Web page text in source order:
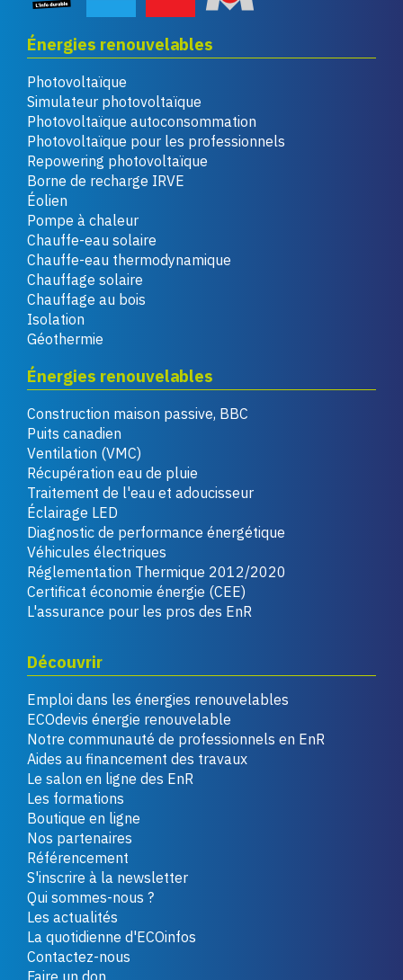
Énergies renouvelables
Photovoltaïque
Simulateur photovoltaïque
Photovoltaïque autoconsommation
Photovoltaïque pour les professionnels
Repowering photovoltaïque
Borne de recharge IRVE
Éolien
Pompe à chaleur
Chauffe-eau solaire
Chauffe-eau thermodynamique
Chauffage solaire
Chauffage au bois
Isolation
Géothermie
Énergies renouvelables
Construction maison passive, BBC
Puits canadien
Ventilation (VMC)
Récupération eau de pluie
Traitement de l'eau et adoucisseur
Éclairage LED
Diagnostic de performance énergétique
Véhicules électriques
Réglementation Thermique 2012/2020
Certificat économie énergie (CEE)
L'assurance pour les pros des EnR
Découvrir
Emploi dans les énergies renouvelables
ECOdevis énergie renouvelable
Notre communauté de professionnels en EnR
Aides au financement des travaux
Le salon en ligne des EnR
Les formations
Boutique en ligne
Nos partenaires
Référencement
S'inscrire à la newsletter
Qui sommes-nous ?
Les actualités
La quotidienne d'ECOinfos
Contactez-nous
Faire un don